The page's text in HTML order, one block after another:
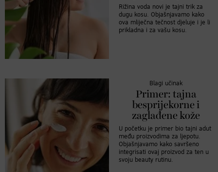
Rižina voda novi je tajni trik za
dugu kosu. Objašnjavamo kako
ova mliječna tečnost djeluje i je li
prikladna i za vašu kosu.
Blagi učinak
Primer: tajna
besprijekorne i
zaglađene kože
U početku je primer bio tajni adut
među proizvodima za ljepotu.
Objašnjavamo kako savršeno
integrisati ovaj proizvod za ten u
svoju beauty rutinu.